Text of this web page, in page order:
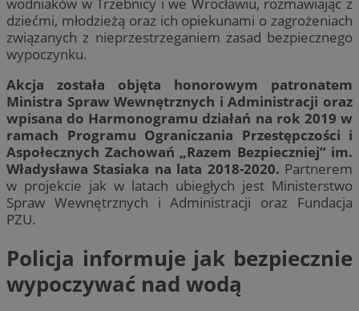
dziećmi, młodzieżą oraz ich opiekunami o zagrożeniach
związanych z nieprzestrzeganiem zasad bezpiecznego
wypoczynku.
Akcja została objęta honorowym patronatem
Ministra Spraw Wewnętrznych i Administracji oraz
wpisana do Harmonogramu działań na rok 2019 w
ramach Programu Ograniczania Przestępczości i
Aspołecznych Zachowań „Razem Bezpieczniej” im.
Władysława Stasiaka na lata 2018-2020. Partnerem
w projekcie jak w latach ubiegłych jest Ministerstwo
Spraw Wewnętrznych i Administracji oraz Fundacja
PZU.
Policja informuje jak bezpiecznie
wypoczywać nad wodą